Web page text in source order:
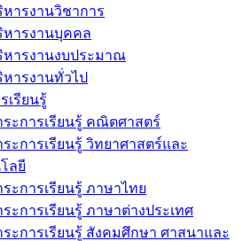
ารงานวิชาการ
หารงานบุคคล
หารงานงบประมาณ
ารงานทั่วไป
เรียนรู้
ะการเรียนรู้ คณิตศาสตร์
ะการเรียนรู้ วิทยาศาสตร์และ
ลยี
ะการเรียนรู้ ภาษาไทย
ะการเรียนรู้ ภาษาต่างประเทศ
ะการเรียนรู้ สังคมศึกษา ศาสนาและ